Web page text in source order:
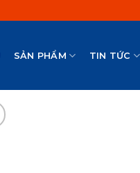
SẢN PHẨM TIN TỨC